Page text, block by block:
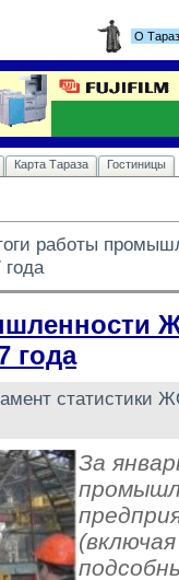
О
Карта Тараза Гостиницы
работы
года
года
статистики
За